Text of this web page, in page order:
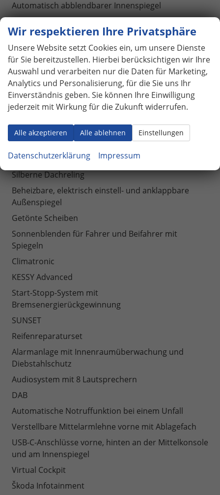
Automatisch abblendbarer Innenspiegel
Elektrische Fensterheber vorne und hinten
Zweispeichen-Leder-Multifunktionslenkrad
Zentralverriegelung mit Funkfernbedienung
Geschwindigkeitsregelanlage
Parksensoren vorne und hinten mit
Manövrierassistent
Beheizbare Vordersitze
Manuelle Höhenverstellung für beide Vordersitze
Höhen- und tiefenverstellbares Lenkrad
Silberne Dachreling
Beheizbare, elektrisch einstell- und anklappbare
Außenspiegel
Getönte Scheiben
Sonnenblenden für Fahrer und Beifahrer mit
Spiegeln
Climatronic
KESSY Advanced
Start-Stopp-System mit
Bremsenergierückgewinnung
SUNSET
Reifenreparaturset
Alarmanlage mit Innenraumüberwachung und
Diebstahlschutz
Audiosystem mit 8 Lautsprechern
DAB
Automatische Notruffunktion bei einem Unfall
Verstellbare Mittelarmlehne vorne mit Ablagefach
USB-C-Anschlüsse vorne, hinten an der Mittelkonsole
und am Innenspiegel
Virtual Cockpit
Škoda Infotainment
Wir respektieren Ihre Privatsphäre
Unsere Website setzt Cookies ein, um unsere Dienste
für Sie bereitzustellen. Hierbei berücksichtigen wir Ihre
Auswahl und verarbeiten nur die Daten für Marketing,
Analytics und Personalisierung, für die Sie uns Ihr
Einverständnis geben. Sie können Ihre Einwilligung
jederzeit mit Wirkung für die Zukunft widerrufen.
Alle akzeptieren Alle ablehnen Einstellungen
Datenschutzerklärung Impressum